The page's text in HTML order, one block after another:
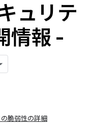
ュリテ
情報 -
脆弱性の詳細